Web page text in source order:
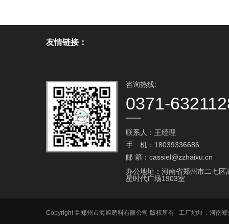
友情链接：
咨询热线:
0371-
联系人：王经理
手 机：18039336686
邮 箱：cassiel@zzhaixu.cn
办公地址：河南省郑州市二七区
星时代广场1903室
Copyright © 郑州市海旭磨料有限公司 版权所有 工厂地址：河